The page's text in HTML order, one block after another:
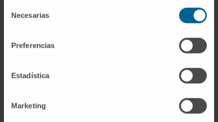
Necesarias
Preferencias
Estadística
Marketing
Desarrollo biotecnológico basado en ARNs